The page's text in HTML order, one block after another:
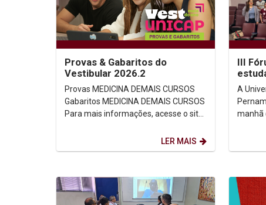
Provas & Gabaritos do
Vestibular 2026.2
Provas MEDICINA DEMAIS CURSOS
Gabaritos MEDICINA DEMAIS CURSOS
Para mais informações, acesse o site
LER MAIS
III
A
manhã